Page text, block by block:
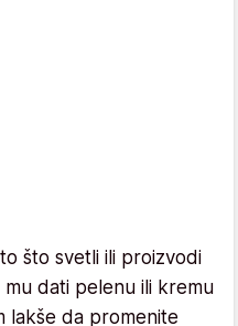
što svetli ili proizvodi
dati pelenu ili kremu
lakše da promenite